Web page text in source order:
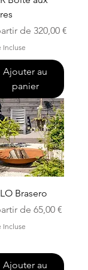
de 320,00 €
promotionnel
Incluse
Ajouter au
panier
Brasero
de 65,00 €
promotionnel
Incluse
Ajouter au